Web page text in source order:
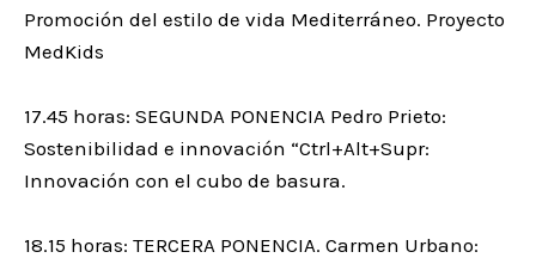
Promoción del estilo de vida Mediterráneo. Proyecto
MedKids
17.45 horas: SEGUNDA PONENCIA Pedro Prieto:
Sostenibilidad e innovación “Ctrl+Alt+Supr:
Innovación con el cubo de basura.
18.15 horas: TERCERA PONENCIA. Carmen Urbano: